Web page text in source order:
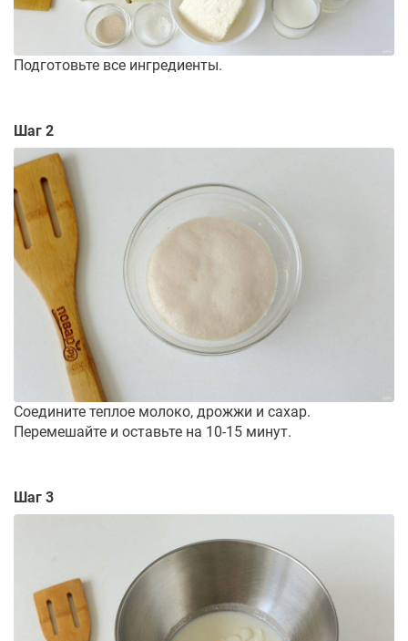
Подготовьте все ингредиенты.
Шаг 2
Соедините теплое молоко, дрожжи и сахар.
Перемешайте и оставьте на 10-15 минут.
Шаг 3